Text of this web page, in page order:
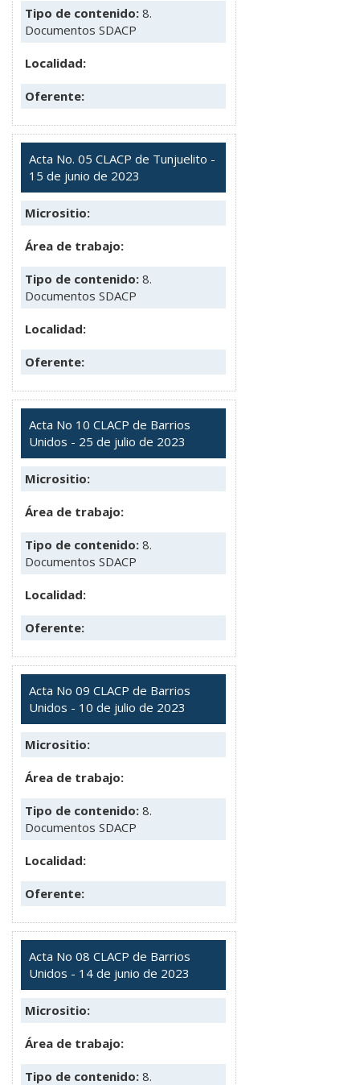
Tipo de contenido: 8.
Documentos SDACP
Localidad:
Oferente:
Acta No. 05 CLACP de Tunjuelito -
15 de junio de 2023
Micrositio:
Área de trabajo:
Tipo de contenido: 8.
Documentos SDACP
Localidad:
Oferente:
Acta No 10 CLACP de Barrios
Unidos - 25 de julio de 2023
Micrositio:
Área de trabajo:
Tipo de contenido: 8.
Documentos SDACP
Localidad:
Oferente:
Acta No 09 CLACP de Barrios
Unidos - 10 de julio de 2023
Micrositio:
Área de trabajo:
Tipo de contenido: 8.
Documentos SDACP
Localidad:
Oferente:
Acta No 08 CLACP de Barrios
Unidos - 14 de junio de 2023
Micrositio:
Área de trabajo:
Tipo de contenido: 8.